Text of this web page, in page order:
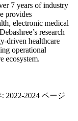
7 years of industry
provides
electronic medical
research
driven healthcare
operational
ecosystem.
2022-2024 ページ